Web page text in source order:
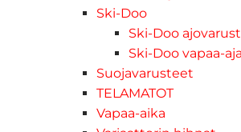
Ski-Doo
Ski-Doo
Ski-Doo vapaa-
Suojavarusteet
TELAMATOT
Vapaa-aika